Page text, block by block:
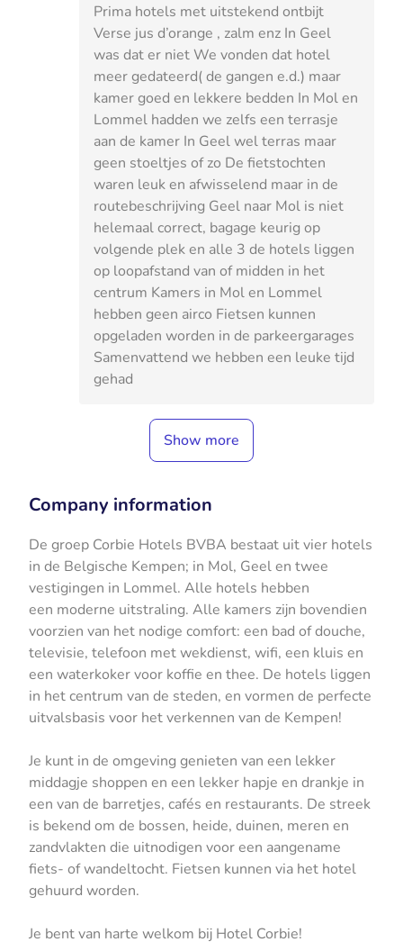
Prima hotels met uitstekend ontbijt
Verse jus d’orange , zalm enz In Geel
was dat er niet We vonden dat hotel
meer gedateerd( de gangen e.d.) maar
kamer goed en lekkere bedden In Mol en
Lommel hadden we zelfs een terrasje
aan de kamer In Geel wel terras maar
geen stoeltjes of zo De fietstochten
waren leuk en afwisselend maar in de
routebeschrijving Geel naar Mol is niet
helemaal correct, bagage keurig op
volgende plek en alle 3 de hotels liggen
op loopafstand van of midden in het
centrum Kamers in Mol en Lommel
hebben geen airco Fietsen kunnen
opgeladen worden in de parkeergarages
Samenvattend we hebben een leuke tijd
gehad
Show more
Company information
De groep Corbie Hotels BVBA bestaat uit vier hotels
in de Belgische Kempen; in Mol, Geel en twee
vestigingen in Lommel. Alle hotels hebben
een moderne uitstraling. Alle kamers zijn bovendien
voorzien van het nodige comfort: een bad of douche,
televisie, telefoon met wekdienst, wifi, een kluis en
een waterkoker voor koffie en thee. De hotels liggen
in het centrum van de steden, en vormen de perfecte
uitvalsbasis voor het verkennen van de Kempen!
Je kunt in de omgeving genieten van een lekker
middagje shoppen en een lekker hapje en drankje in
een van de barretjes, cafés en restaurants. De streek
is bekend om de bossen, heide, duinen, meren en
zandvlakten die uitnodigen voor een aangename
fiets- of wandeltocht. Fietsen kunnen via het hotel
gehuurd worden.
Je bent van harte welkom bij Hotel Corbie!